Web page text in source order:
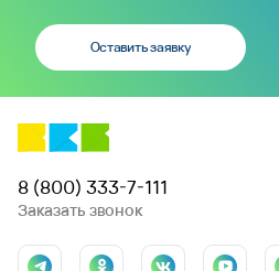
Оставить заявку
8 (800) 333-7-111
Заказать звонок